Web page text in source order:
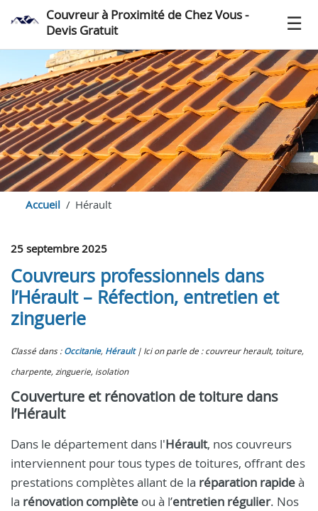
Couvreur à Proximité de Chez Vous -
Devis Gratuit
Accueil Hérault
25 septembre 2025
Couvreurs professionnels dans
l’Hérault – Réfection, entretien et
zinguerie
Classé dans : Occitanie, Hérault
Ici on parle de : couvreur herault, toiture,
charpente, zinguerie, isolation
Couverture et rénovation de toiture dans
l’Hérault
Dans le département dans l'Hérault, nos couvreurs
interviennent pour tous types de toitures, offrant des
prestations complètes allant de la réparation rapideà
la rénovation complète ou à l’entretien régulier. Nos